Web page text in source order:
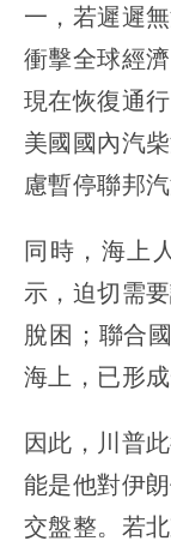
一，若遲遲
衝擊全球經
現在恢復通
美國國內汽
慮暫停聯邦
同時，海上
示，迫切需
脫困；聯合
海上，已形
因此，川普
能是他對伊
交盤整。若